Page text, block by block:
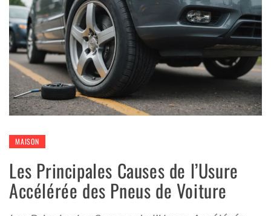
MAISON
Les Principales Causes de l’Usure
Accélérée des Pneus de Voiture